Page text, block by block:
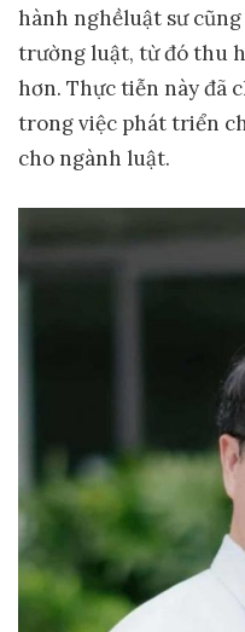
hành nghềluật sư
trường luật, từ đó thu
hơn. Thực tiễn này đã
trong việc phát triển
cho ngành luật.